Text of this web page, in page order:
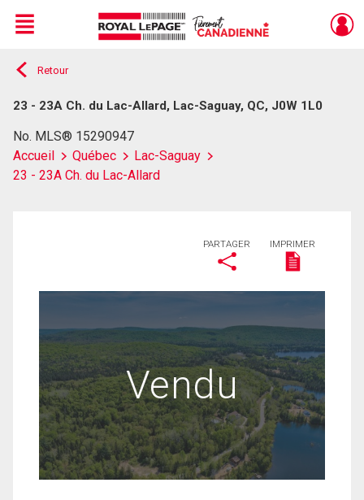
Live
En Direct
Menu
Retour
23 - 23A Ch. du Lac-Allard, Lac-Saguay, QC, J0W 1L0
No. MLS® 15290947
Accueil
Québec
Lac-Saguay
23 - 23A Ch. du Lac-Allard
PARTAGER IMPRIMER
Vendu